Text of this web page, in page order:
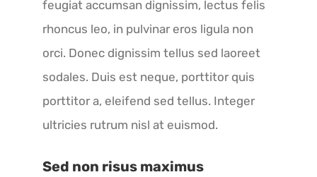
feugiat accumsan dignissim, lectus felis
rhoncus leo, in pulvinar eros ligula non
orci. Donec dignissim tellus sed laoreet
sodales. Duis est neque, porttitor quis
porttitor a, eleifend sed tellus. Integer
ultricies rutrum nisl at euismod.
Sed non risus maximus